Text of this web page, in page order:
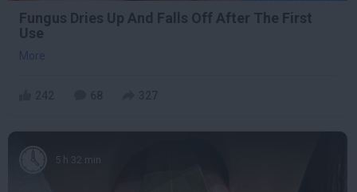
Fungus Dries Up And Falls Off After The First
Use
More
5 h 32 min